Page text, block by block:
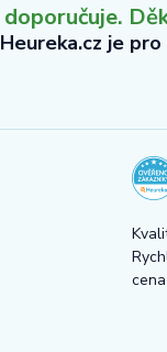
je
cena